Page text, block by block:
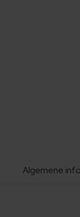
Algemene